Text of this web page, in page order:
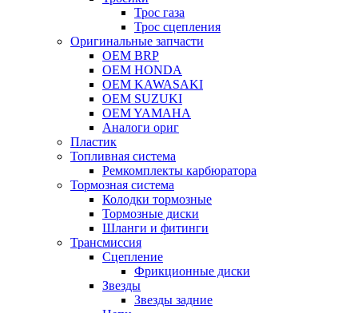
Трос газа
Трос сцепления
Оригинальные запчасти
OEM BRP
OEM HONDA
OEM KAWASAKI
OEM SUZUKI
OEM YAMAHA
Аналоги ориг
Пластик
Топливная система
Ремкомплекты карбюратора
Тормозная система
Колодки тормозные
Тормозные диски
Шланги и фитинги
Трансмиссия
Cцепление
Фрикционные диски
Звезды
Звезды задние